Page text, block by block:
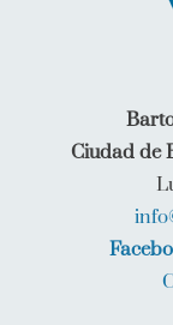
Ciudad de